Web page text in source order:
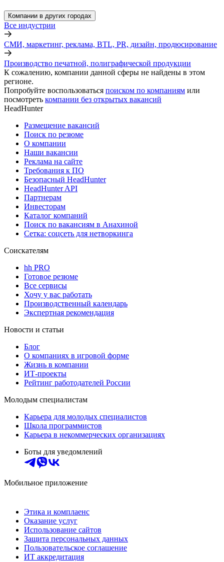
Компании в других городах
Все индустрии
СМИ, маркетинг, реклама, BTL, PR, дизайн, продюсирование
Производство печатной, полиграфической продукции
К сожалению, компании данной сферы не найдены в этом
регионе.
Попробуйте воспользоваться поиском по компаниям или
посмотреть компании без открытых вакансий
HeadHunter
Размещение вакансий
Поиск по резюме
О компании
Наши вакансии
Реклама на сайте
Требования к ПО
Безопасный HeadHunter
HeadHunter API
Партнерам
Инвесторам
Каталог компаний
Поиск по вакансиям в Анахиной
Сетка: соцсеть для нетворкинга
Соискателям
hh PRO
Готовое резюме
Все сервисы
Хочу у вас работать
Производственный календарь
Экспертная рекомендация
Новости и статьи
Блог
О компаниях в игровой форме
Жизнь в компании
ИТ-проекты
Рейтинг работодателей России
Молодым специалистам
Карьера для молодых специалистов
Школа программистов
Карьера в некоммерческих организациях
Боты для уведомлений
Мобильное приложение
Этика и комплаенс
Оказание услуг
Использование сайтов
Защита персональных данных
Пользовательское соглашение
ИТ аккредитация